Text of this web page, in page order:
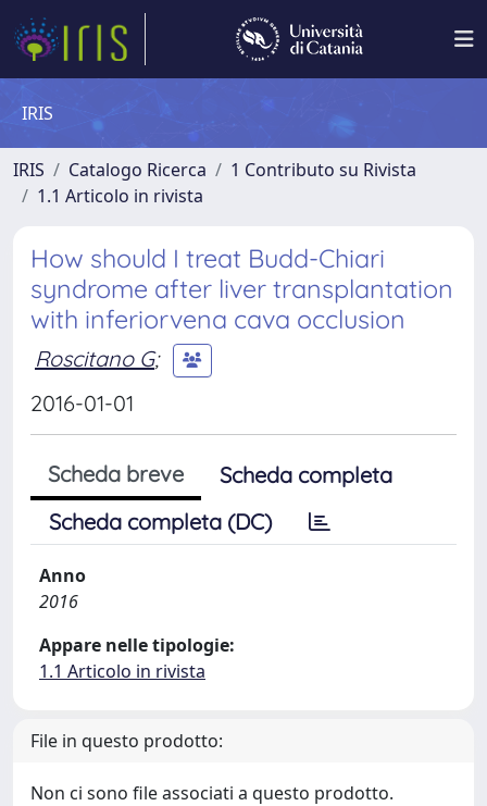
IRIS
IRIS Catalogo Ricerca
1 Contributo su Rivista
1.1 Articolo in rivista
How should I treat Budd-Chiari
syndrome after liver transplantation
with inferiorvena cava occlusion
Roscitano G;
2016-01-01
Scheda breve
Scheda completa
Scheda completa (DC)
Anno
2016
Appare nelle tipologie:
1.1 Articolo in rivista
File in questo prodotto:
Non ci sono file associati a questo prodotto.